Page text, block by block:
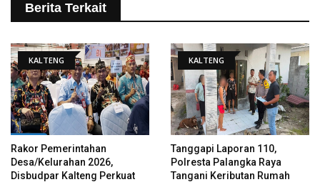
Berita Terkait
KALTENG
Rakor Pemerintahan
Desa/Kelurahan 2026,
Disbudpar Kalteng Perkuat
KALTENG
Tanggapi Laporan 110,
Polresta Palangka Raya
Tangani Keributan Rumah